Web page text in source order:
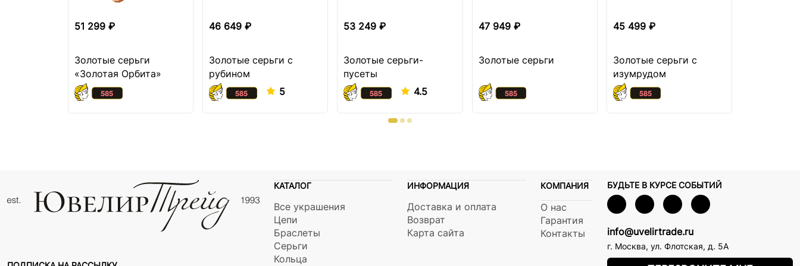
51 299 ₽
Золотые серьги
«Золотая Орбита»
46 649 ₽
Золотые серьги с
рубином
5
53 249 ₽
Золотые серьги-
пусеты
4.5
47 949 ₽
Золотые серьги
45 499 ₽
Золотые серьги с
изумрудом
КАТАЛОГ
Все украшения
Цепи
Браслеты
Серьги
Кольца
ИНФОРМАЦИЯ
Доставка и оплата
Возврат
Карта сайта
КОМПАНИЯ
О нас
Гарантия
Контакты
БУДЬТЕ В КУРСЕ СОБЫТИЙ
info@uvelirtrade.ru
г. Москва, ул. Флотская, д. 5А